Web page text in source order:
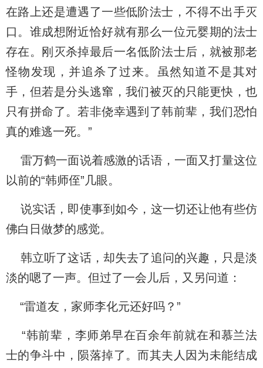
在路上还是遭遇了一些低阶法士，不得不出手灭
口。谁成想附近恰好就有那么一位元婴期的法士
存在。刚灭杀掉最后一名低阶法士后，就被那老
怪物发现，并追杀了过来。虽然知道不是其对
手，但若是分头逃窜，我们被灭的只能更快，也
只有拼命了。若非侥幸遇到了韩前辈，我们恐怕
真的难逃一死。”
雷万鹤一面说着感激的话语，一面又打量这位
以前的“韩师侄”几眼。
说实话，即使事到如今，这一切还让他有些仿
佛白日做梦的感觉。
韩立听了这话，却失去了追问的兴趣，只是淡
淡的嗯了一声。但过了一会儿后，又另问道：
“雷道友，家师李化元还好吗？”
“韩前辈，李师弟早在百余年前就在和慕兰法
士的争斗中，陨落掉了。而其夫人因为未能结成